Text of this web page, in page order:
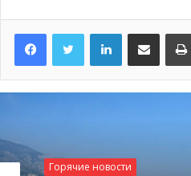
LinkedInПоделиться по электронной почте
Горячие новости